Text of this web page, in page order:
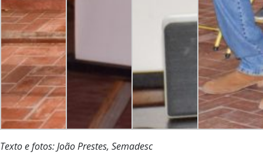
Texto e fotos: João Prestes, Semadesc